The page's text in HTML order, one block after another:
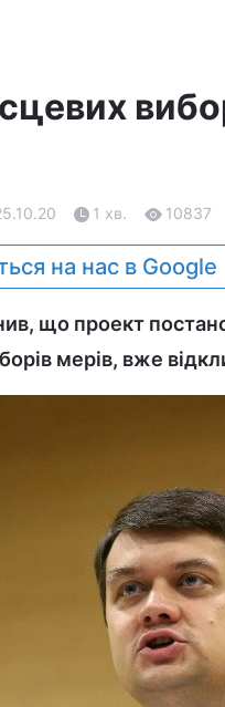
1 хв. 10837
на нас в Google
що проект
мерів, вже